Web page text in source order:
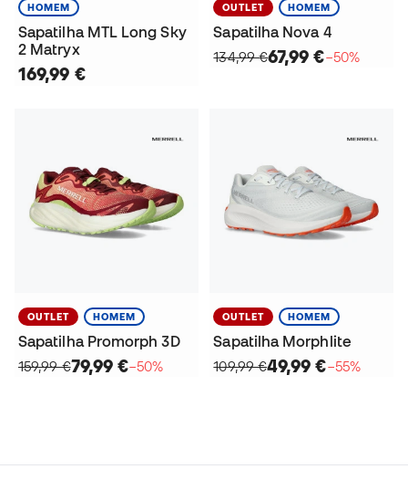
HOMEM
Sapatilha MTL Long Sky
2 Matryx
169,99 €
OUTLET HOMEM
Sapatilha Nova 4
134,99 €67,99 €−50%
OUTLET HOMEM
Sapatilha Promorph 3D
159,99 €79,99 €−50%
OUTLET HOMEM
Sapatilha Morphlite
109,99 €49,99 €−55%